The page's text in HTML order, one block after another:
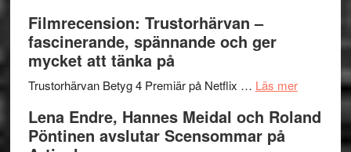
Scully
och
lättsam
2026
I
Delvis
Filmrecension: Trustorhärvan –
fascinerande, spännande och ger
mycket att tänka på
Trustorhärvan Betyg 4 Premiär på Netflix … Läs merom
Lena Endre, Hannes Meidal och Roland
Pöntinen avslutar Scensommar på